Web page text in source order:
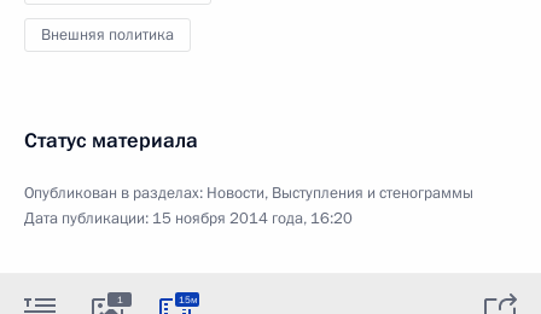
Внешняя политика
Статус материала
Опубликован в разделах: Новости, Выступления и стенограммы
Дата публикации: 15 ноября 2014 года, 16:20
1 15м